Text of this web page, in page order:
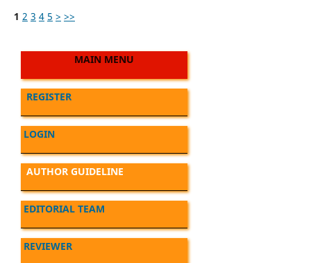
1 2 3 4 5 > >>
MAIN MENU
REGISTER
LOGIN
AUTHOR GUIDELINE
EDITORIAL TEAM
REVIEWER